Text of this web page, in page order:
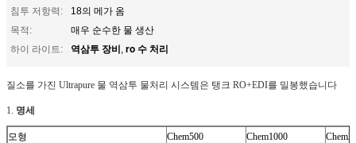
침투 저항력:
18의 메가 옴
목적:
매우 순수한 물 생산
하이 라이트:
역삼투 장비, ro 수 처리
질소를 가진 Ultrapure 물 역삼투 물처리 시스템은 탱크 RO+EDI를 밀봉했습니다
1. 명세
모형 Chem500 Chem1000